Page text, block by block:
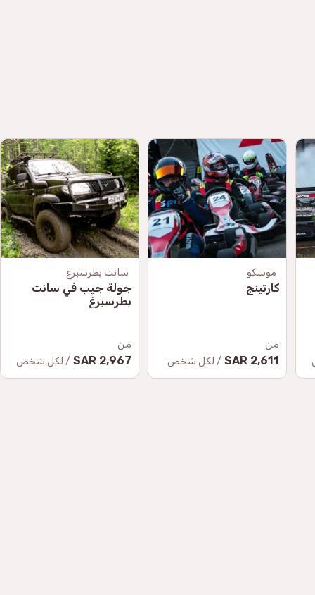
موسكو
كارتينج
من
2,611 SAR / لكل شخص
سانت بطرسبرغ
جولة جيب في سانت
بطرسبرغ
من
2,967 SAR / لكل شخص